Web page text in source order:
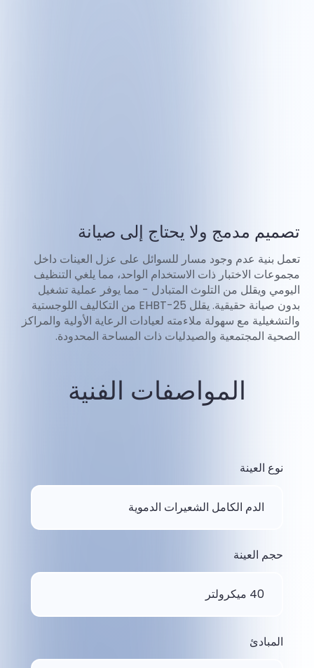
تصميم مدمج ولا يحتاج إلى صيانة
تعمل بنية عدم وجود مسار للسوائل على عزل العينات داخل
مجموعات الاختبار ذات الاستخدام الواحد، مما يلغي التنظيف
اليومي ويقلل من التلوث المتبادل - مما يوفر عملية تشغيل
بدون صيانة حقيقية. يقلل EHBT-25 من التكاليف اللوجستية
والتشغيلية مع سهولة ملاءمته لعيادات الرعاية الأولية والمراكز
الصحية المجتمعية والصيدليات ذات المساحة المحدودة.
المواصفات الفنية
نوع العينة
الدم الكامل الشعيرات الدموية
حجم العينة
40 ميكرولتر
المبادئ